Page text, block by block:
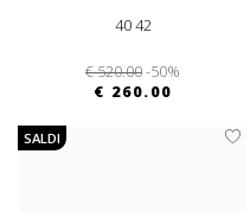
40 42
€ 520.00-50%
€ 260.00
SALDI